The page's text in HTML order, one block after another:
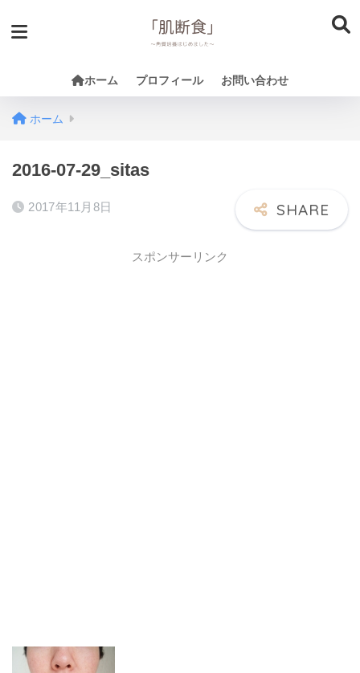
ホーム プロフィール お問い合わせ
ホーム
2016-07-29_sitas
2017年11月8日
スポンサーリンク